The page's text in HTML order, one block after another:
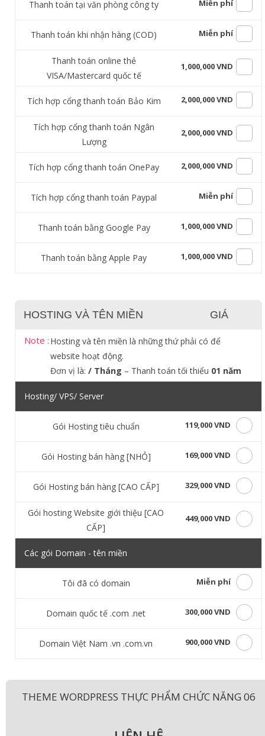
Thanh toán tại văn phòng công ty Miễn phí
Thanh toán khi nhận hàng (COD) Miễn phí
Thanh toán online thẻ
VISA/Mastercard quốc tế
1,000,000 VND
Tích hợp cổng thanh toán Bảo Kim 2,000,000 VND
Tích hợp cổng thanh toán Ngân
Lượng
2,000,000 VND
Tích hợp cổng thanh toán OnePay 2,000,000 VND
Tích hợp cổng thanh toán Paypal Miễn phí
Thanh toán bằng Google Pay 1,000,000 VND
Thanh toán bằng Apple Pay 1,000,000 VND
HOSTING VÀ TÊN MIỀN GIÁ
Note : Hosting và tên miền là những thứ phải có để
website hoạt động.
Đơn vị là: / Tháng – Thanh toán tối thiểu 01 năm
Hosting/ VPS/ Server
Gói Hosting tiêu chuẩn 119,000 VND
Gói Hosting bán hàng [NHỎ] 169,000 VND
Gói Hosting bán hàng [CAO CẤP] 329,000 VND
Gói hosting Website giới thiệu [CAO
CẤP]
449,000 VND
Các gói Domain - tên miền
Tôi đã có domain Miễn phí
Domain quốc tế .com .net 300,000 VND
Domain Việt Nam .vn .com.vn 900,000 VND
THEME WORDPRESS THỰC PHẨM CHỨC NĂNG 06